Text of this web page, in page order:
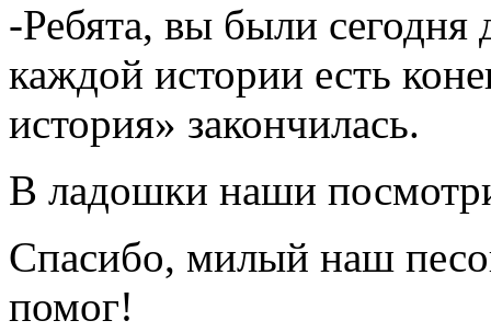
-Ребята, вы были
каждой истории есть
история» закончилась.
В ладошки наши
Спасибо, милый наш
помог!